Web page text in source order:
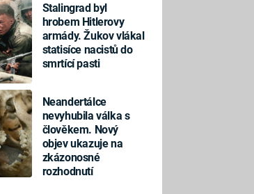
Stalingrad byl
hrobem Hitlerovy
armády. Žukov vlákal
statisíce nacistů do
smrtící pasti
Neandertálce
nevyhubila válka s
člověkem. Nový
objev ukazuje na
zkázonosné
rozhodnutí